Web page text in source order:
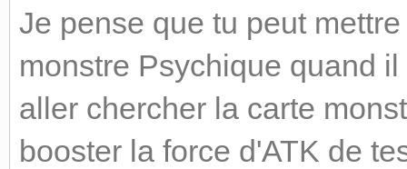
Je pense que tu peut
monstre Psychique quand
aller chercher la carte
booster la force d'ATK de